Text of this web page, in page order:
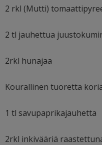
2 rkl (Mutti)
2 tl jauhettua
2rkl hunajaa
Kourallinen tuoretta
1 tl savupaprikajauhetta
2rkl inkivääriä